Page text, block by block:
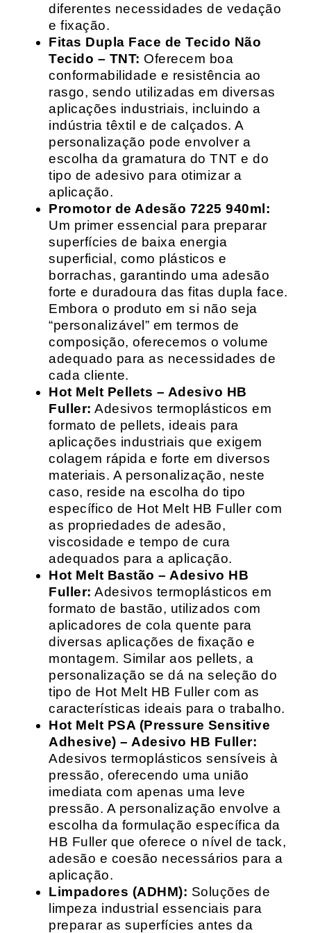
diferentes necessidades de vedação
e fixação.
Fitas Dupla Face de Tecido Não
Tecido – TNT: Oferecem boa
conformabilidade e resistência ao
rasgo, sendo utilizadas em diversas
aplicações industriais, incluindo a
indústria têxtil e de calçados. A
personalização pode envolver a
escolha da gramatura do TNT e do
tipo de adesivo para otimizar a
aplicação.
Promotor de Adesão 7225 940ml:
Um primer essencial para preparar
superfícies de baixa energia
superficial, como plásticos e
borrachas, garantindo uma adesão
forte e duradoura das fitas dupla face.
Embora o produto em si não seja
“personalizável” em termos de
composição, oferecemos o volume
adequado para as necessidades de
cada cliente.
Hot Melt Pellets – Adesivo HB
Fuller: Adesivos termoplásticos em
formato de pellets, ideais para
aplicações industriais que exigem
colagem rápida e forte em diversos
materiais. A personalização, neste
caso, reside na escolha do tipo
específico de Hot Melt HB Fuller com
as propriedades de adesão,
viscosidade e tempo de cura
adequados para a aplicação.
Hot Melt Bastão – Adesivo HB
Fuller: Adesivos termoplásticos em
formato de bastão, utilizados com
aplicadores de cola quente para
diversas aplicações de fixação e
montagem. Similar aos pellets, a
personalização se dá na seleção do
tipo de Hot Melt HB Fuller com as
características ideais para o trabalho.
Hot Melt PSA (Pressure Sensitive
Adhesive) – Adesivo HB Fuller:
Adesivos termoplásticos sensíveis à
pressão, oferecendo uma união
imediata com apenas uma leve
pressão. A personalização envolve a
escolha da formulação específica da
HB Fuller que oferece o nível de tack,
adesão e coesão necessários para a
aplicação.
Limpadores (ADHM): Soluções de
limpeza industrial essenciais para
preparar as superfícies antes da